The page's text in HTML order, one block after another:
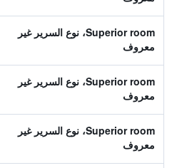
Superior room، نوع السرير غير
معروف
Superior room، نوع السرير غير
معروف
Superior room، نوع السرير غير
معروف